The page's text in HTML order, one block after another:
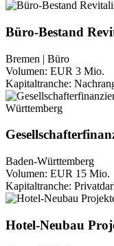
Büro-Bestand
Bremen | Büro
Volumen: EUR 3 Mio.
Kapitaltranche:
Baden-Württemberg
Volumen: EUR 15 Mio.
Kapitaltranche:
Hotel-Neubau